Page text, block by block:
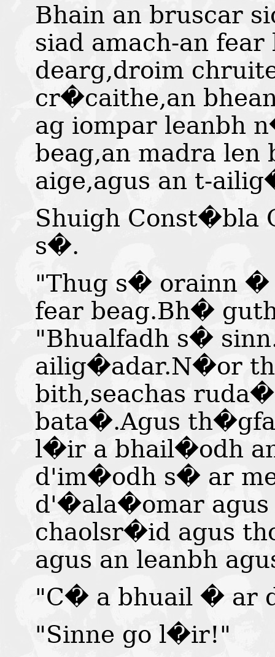
Bhain an bruscar
siad amach-an fear
dearg,droim
cr�caithe,an
ag iompar
beag,an madra
aige,agus an t-
Shuigh
s�.
"Thug s� orainn �
fear beag.Bh�
"Bhualfadh s�
ailig�adar.N�or
bith,seachas
bata�.Agus
l�ir a bhail�odh
d'im�odh s� ar
d'�ala�omar agus
chaolsr�id agus
agus an leanbh
"C� a bhuail � ar
"Sinne go l�ir!"